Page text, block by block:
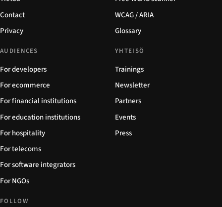
Contact
Privacy
WCAG / ARIA
Glossary
AUDIENCES
For developers
For ecommerce
For financial institutions
For education institutions
For hospitality
For telecoms
For software integrators
For NGOs
YHTEISÖ
Trainings
Newsletter
Partners
Events
Press
FOLLOW